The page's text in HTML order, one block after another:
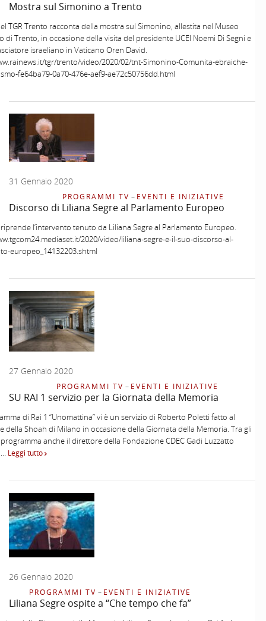
Mostra sul Simonino a Trento
TGR Trento racconta della mostra sul Simonino, allestita nel Museo
di Trento, in occasione della visita del presidente UCEI Noemi Di Segni e
israeliano in Vaticano Oren David.
tgr/trento/video/2020/02/tnt-Simonino-Comunita-ebraiche-
fe64ba79-0a70-476e-aef9-ae72c50756dd.html
31 Gennaio 2020
PROGRAMMI TV – EVENTI E INIZIATIVE
Discorso di Liliana Segre al Parlamento Europeo
l’intervento tenuto da Liliana Segre al Parlamento Europeo.
2020/video/liliana-segre-e-il-suo-discorso-al-
europeo_14132203.shtml
27 Gennaio 2020
PROGRAMMI TV – EVENTI E INIZIATIVE
SU RAI 1 servizio per la Giornata della Memoria
di Rai 1 “Unomattina” vi è un servizio di Roberto Poletti fatto al
della Shoah di Milano in occasione della Giornata della Memoria. Tra gli
anche il direttore della Fondazione CDEC Gadi Luzzatto
Leggi tutto
26 Gennaio 2020
PROGRAMMI TV – EVENTI E INIZIATIVE
Liliana Segre ospite a “Che tempo che fa”